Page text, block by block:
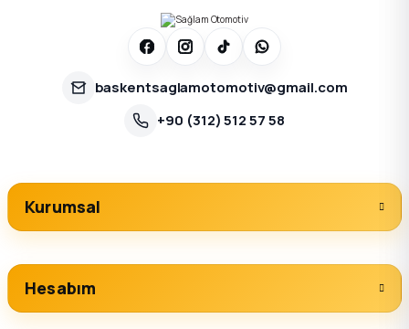
baskentsaglamotomotiv@gmail.com
+90 (312) 512 57 58
Kurumsal
Hesabım